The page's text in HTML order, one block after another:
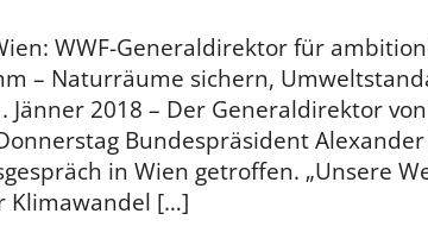
WWF-Generaldirektor für
– Naturräume sichern,
Jänner 2018 – Der Generaldirektor
Bundespräsident
in Wien getroffen. „Unsere
Klimawandel […]
uns
welche
Deine